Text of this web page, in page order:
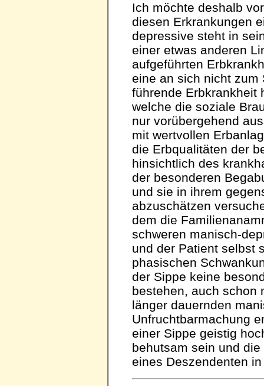
Ich möchte deshalb
diesen Erkrankungen
depressive steht in
einer etwas anderen
aufgeführten
eine an sich nicht zum
führende Erbkrankheit
welche die soziale
nur vorübergehend
mit wertvollen
die Erbqualitäten der
hinsichtlich des
der besonderen
und sie in ihrem
abzuschätzen
dem die
schweren manisch-
und der Patient selbst
phasischen
der Sippe keine
bestehen, auch schon
länger dauernden
Unfruchtbarmachung
einer Sippe geistig
behutsam sein und
eines Deszendenten